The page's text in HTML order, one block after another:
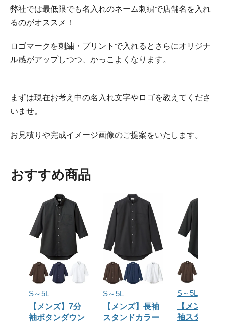
弊社では最低限でも名入れのネーム刺繍で店舗名を入れ
るのがオススメ！
ロゴマークを刺繍・プリントで入れるとさらにオリジナ
ル感がアップしつつ、かっこよくなります。
まずは現在お考え中の名入れ文字やロゴを教えてくださ
いませ。
お見積りや完成イメージ画像のご提案をいたします。
おすすめ商品
S～5L
【メンズ】7分
袖ボタンダウン
S～5L
【メンズ】長袖
スタンドカラー
S～5L
【メンズ】7
袖スタンド